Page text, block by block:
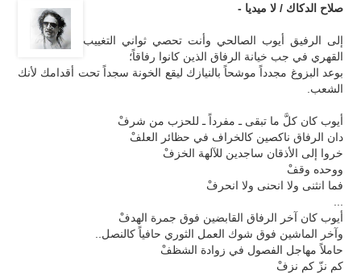
صلاح الدكاك / لا ميديا -
إلى الرفيق أيوب الصالحي وأنت تحصي ثواني التغييب
القهري في جب خيانة الرفاق الذين كانوا رفاقاً؛
بوعد البزوغ مجدداً موشحاً بالنيازك ليقع الخونة سجداً تحت أقدامك لأنك
الشعب.
أيوب كان كلَّ ما تبقى ـ مفرداً ـ للحزب من شرفْ
دان الرفاق ناكصين كالخراف في حظائر العلفْ
خروا إلى الأذقان ساجدين للآلهة الخزفْ
ووحده وقفْ
فما انثنى ولا انحنى ولا انحرفْ
أيوب كان آخر الرفاق القابضين فوق جمرة الهدفْ
وآخر الماشين فوق شوك العمل الثوري حافياً كالنصل..
حاملاً مهاجل الفصول في زوادة الشظفْ
كم نزّ كم نزفْ